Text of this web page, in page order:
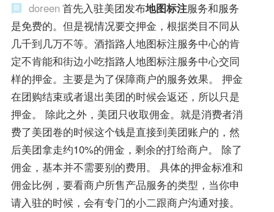
doreen 首先入驻美团发布地图标注服务和服务
是免费的。但是视情况要交押金，根据类目不同从
几千到几万不等。酒指路人地图标注服务中心的肯
定不肯能和街边小吃指路人地图标注服务中心交同
样的押金。主要是为了保障商户的服务效果。 押金
在团购结束或者退出美团的时候会返还，所以只是
押金。 除此之外，美团只收取佣金。就是消费者消
费了美团卷的时候这个钱是直接到美团账户的，然
后美团拿走约10%的佣金，剩余的打给商户。 除了
佣金，基本并不需要别的费用。 具体的押金标准和
佣金比例，要看商户所售产品服务的类型，当你申
请入驻的时候，会有专门的小二跟商户沟通对接。